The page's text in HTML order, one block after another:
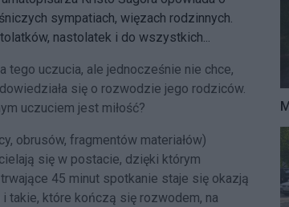
sympatiach, więzach rodzinnych.
nastolatek i do wszystkich...
tego uczucia, ale jednocześnie nie chce,
się o rozwodzie jego rodziców.
uczuciem jest miłość?
obrusów, fragmentów materiałów)
się w postacie, dzięki którym
45 minut spotkanie staje się okazją
takie, które kończą się rozwodem, na